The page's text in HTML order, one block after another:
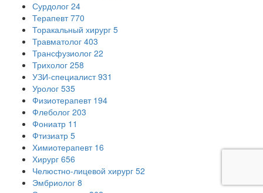
Сурдолог 24
Терапевт 770
Торакальный хирург 5
Травматолог 403
Трансфузиолог 22
Трихолог 258
УЗИ-специалист 931
Уролог 535
Физиотерапевт 194
Флеболог 203
Фониатр 11
Фтизиатр 5
Химиотерапевт 16
Хирург 656
Челюстно-лицевой хирург 52
Эмбриолог 8